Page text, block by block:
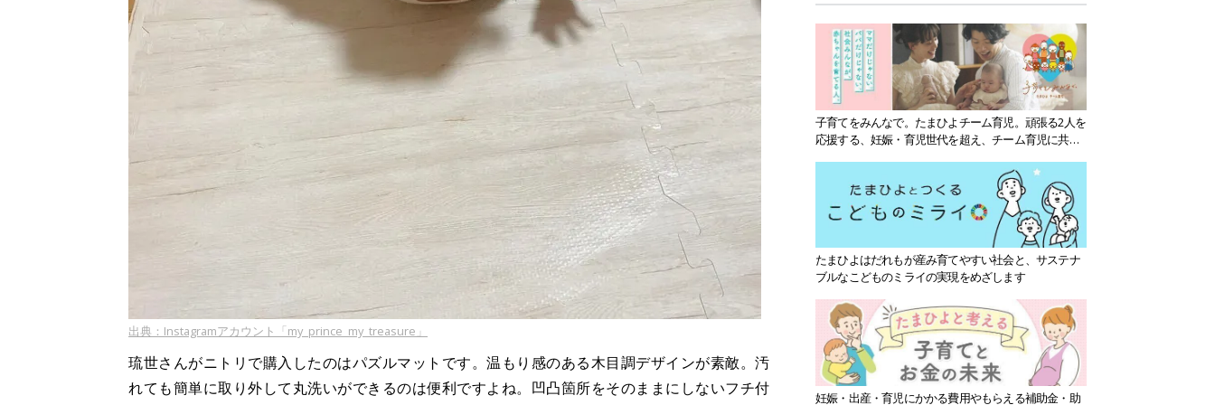
出典：Instagramアカウント「my_prince_my_treasure」
琉世さんがニトリで購入したのはパズルマットです。温もり感のある木目調デザインが素敵。汚
れても簡単に取り外して丸洗いができるのは便利ですよね。凹凸箇所をそのままにしないフチ付
子育てをみんなで。たまひよチーム育児。頑張る2人を
応援する、妊娠・育児世代を超え、チーム育児に共感
たまひよはだれもが産み育てやすい社会と、サステナ
ブルなこどものミライの実現をめざします
妊娠・出産・育児にかかる費用やもらえる補助金・助